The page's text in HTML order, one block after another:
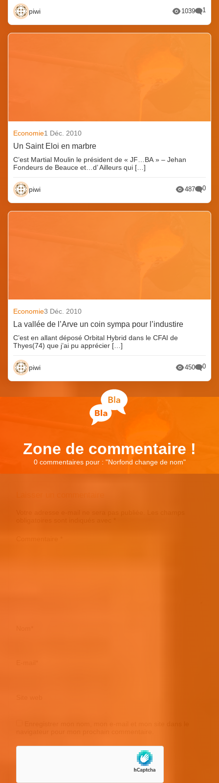
piwi 1039 1
Economie1 Déc. 2010
Un Saint Eloi en marbre
C’est Martial Moulin le président de « JF…BA » – Jehan
Fondeurs de Beauce et…d’ Ailleurs qui […]
piwi 487 0
Economie3 Déc. 2010
La vallée de l’Arve un coin sympa pour l’industire
C’est en allant déposé Orbital Hybrid dans le CFAI de
Thyes(74) que j’ai pu apprécier […]
piwi 450 0
Zone de commentaire !
0 commentaires pour : "Norfond change de nom"